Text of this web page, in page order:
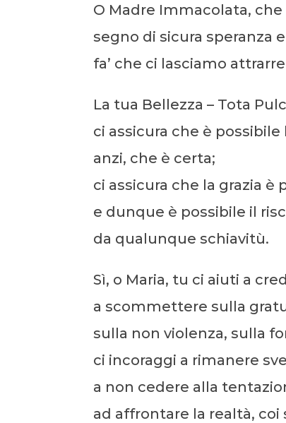
O Madre Immacolata,
segno di sicura speranza
fa’ che ci lasciamo
La tua Bellezza – Tota
ci assicura che è
anzi, che è certa;
ci assicura che la grazia
e dunque è possibile il
da qualunque schiavitù.
Sì, o Maria, tu ci aiuti a
a scommettere sulla
sulla non violenza, sulla
ci incoraggi a rimanere
a non cedere alla
ad affrontare la realtà, coi